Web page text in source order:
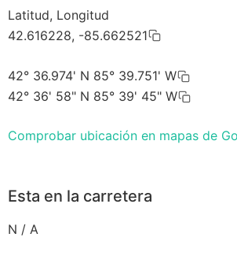
Latitud, Longitud
42.616228, -85.662521
42° 36.974' N 85° 39.751' W
42° 36' 58" N 85° 39' 45" W
Comprobar ubicación en mapas de
Esta en la carretera
N / A